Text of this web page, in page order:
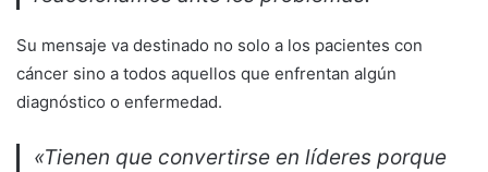
Su mensaje va destinado no solo a los pacientes con
cáncer sino a todos aquellos que enfrentan algún
diagnóstico o enfermedad.
«Tienen que convertirse en líderes porque